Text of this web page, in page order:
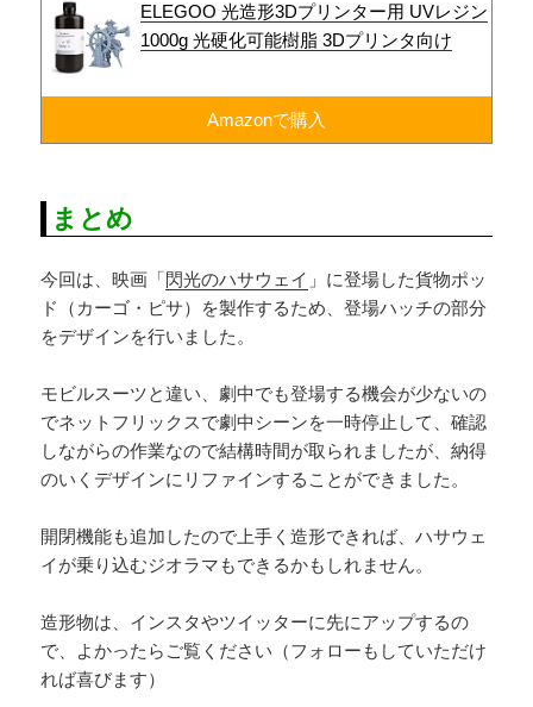
ELEGOO 光造形3Dプリンター用 UVレジン
1000g 光硬化可能樹脂 3Dプリンタ向け
Amazonで購入
まとめ
今回は、映画「閃光のハサウェイ 」に登場した貨物ポッ
ド（カーゴ・ピサ）を製作するため、登場ハッチの部分
をデザインを行いました。
モビルスーツと違い、劇中でも登場する機会が少ないの
でネットフリックスで劇中シーンを一時停止して、確認
しながらの作業なので結構時間が取られましたが、納得
のいくデザインにリファインすることができました。
開閉機能も追加したので上手く造形できれば、ハサウェ
イが乗り込むジオラマもできるかもしれません。
造形物は、インスタやツイッターに先にアップするの
で、よかったらご覧ください（フォローもしていただけ
れば喜びます）